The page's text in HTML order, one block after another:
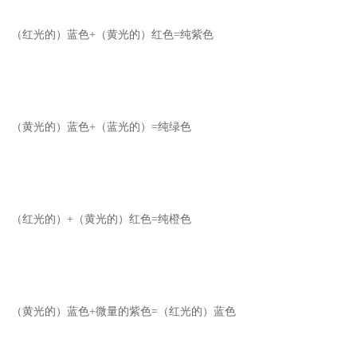
（红光的）蓝色+（黄光的）红色=纯紫色
（黄光的）蓝色+（蓝光的）=纯绿色
（红光的）+（黄光的）红色=纯橙色
（黄光的）蓝色+微量的紫色=（红光的）蓝色